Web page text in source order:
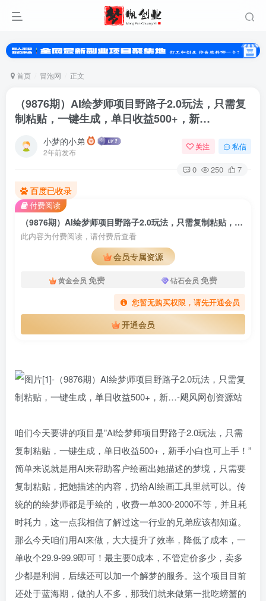
首页 冒泡网 正文
（9876期）AI绘梦师项目野路子2.0玩法，只需复
制粘贴，一键生成，单日收益500+，新…
小梦的小弟
2年前发布
关注 私信
0 250 7
百度已收录
（9876期）AI绘梦师项目野路子2.0玩法，只需复制粘贴，一键生成，单日收益500+，新…
此内容为付费阅读，请付费后查看
会员专属资源
黄金会员 免费 钻石会员 免费
您暂无购买权限，请先开通会员
开通会员
付费阅读
咱们今天要讲的项目是”AI绘梦师项目野路子2.0玩法，只需
复制粘贴，一键生成，单日收益500+，新手小白也可上手！”
简单来说就是用AI来帮助客户绘画出她描述的梦境，只需要
复制粘贴，把她描述的内容，扔给AI绘画工具里就可以。传
统的的绘梦师都是手绘的，收费一单300-2000不等，并且耗
时耗力，这一点我相信了解过这一行业的兄弟应该都知道。
那么今天咱们用AI来做，大大提升了效率，降低了成本，一
单收个29.9-99.9即可！最主要0成本，不管定价多少，卖多
少都是利润，后续还可以加一个解梦的服务。这个项目目前
还处于蓝海期，做的人不多，那我们就来做第一批吃螃蟹的